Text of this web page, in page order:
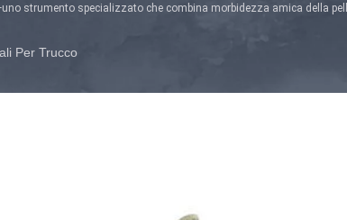
strumento specializzato che combina morbidezza amica della
Per Trucco